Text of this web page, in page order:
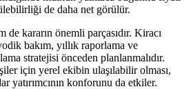
de daha net görülür.
de kararın önemli parçasıdır. Kiracı
bakım, yıllık raporlama ve
stratejisi önceden planlanmalıdır.
için yerel ekibin ulaşılabilir olması,
yatırımcının konforunu da etkiler.